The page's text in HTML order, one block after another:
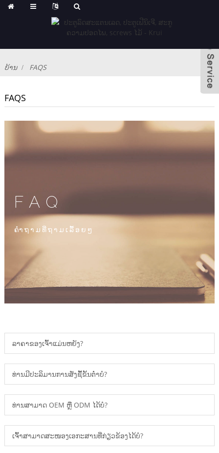
ບ້ານ FAQS
FAQS
FAQ
ຄຳຖາມທີ່ຖາມເລື້ອຍໆ
ລາຄາຂອງເຈົ້າແມ່ນຫຍັງ?
ທ່ານມີປະລິມານການສັ່ງຊື້ຂັ້ນຕ່ໍາບໍ?
ທ່ານສາມາດ OEM ຫຼື ODM ໄດ້ບໍ?
ເຈົ້າສາມາດສະໜອງເອກະສານທີ່ກ່ຽວຂ້ອງໄດ້ບໍ?